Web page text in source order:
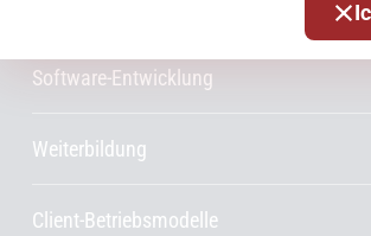
Software-Entwicklung
Weiterbildung
Client-Betriebsmodelle